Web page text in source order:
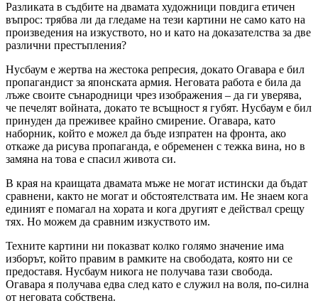
Разликата в съдбите на двамата художници повдига етичен
въпрос: трябва ли да гледаме на тези картини не само като на
произведения на изкуството, но и като на доказателства за две
различни престъпления?
Нусбаум е жертва на жестока репресия, докато Огавара е бил
пропагандист за японската армия. Неговата работа е била да
лъже своите сънародници чрез изображения – да ги уверява,
че печелят войната, докато те всъщност я губят. Нусбаум е бил
принуден да преживее крайно смирение. Огавара, като
наборник, който е можел да бъде изпратен на фронта, ако
откаже да рисува пропаганда, е обременен с тежка вина, но в
замяна на това е спасил живота си.
В края на краищата двамата мъже не могат истински да бъдат
сравнени, както не могат и обстоятелствата им. Не знаем кога
единият е помагал на хората и кога другият е действал срещу
тях. Но можем да сравним изкуството им.
Техните картини ни показват колко голямо значение има
изборът, който правим в рамките на свободата, която ни се
предоставя. Нусбаум никога не получава тази свобода.
Огавара я получава едва след като е служил на воля, по-силна
от неговата собствена.